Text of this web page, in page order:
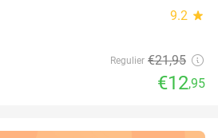
9.2 star
Regulier €21,95
€12,95